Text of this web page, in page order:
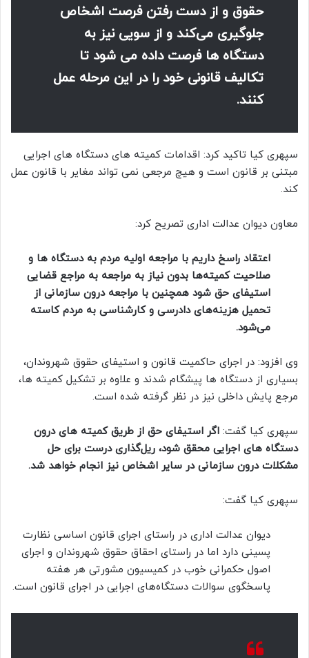
حقوق و از دست رفتن فرصت اشخاص
جلوگیری می‌کند و از سویی نیز به
دستگاه ها فرصت داده می شود تا
تکالیف قانونی خود را در این مرحله عمل
کنند.
سپهری کیا تاکید کرد: اقدامات کمیته ‌های دستگاه های اجرایی
مبتنی بر قانون است و هیچ مرجعی نمی تواند مغایر با قانون عمل
کند.
معاون دیوان عدالت اداری تصریح کرد:
اعتقاد راسخ داریم با مراجعه اولیه مردم به دستگاه ها و
صلاحیت کمیته‌ها بدون نیاز به مراجعه به مراجع قضایی
استیفای حق شود همچنین با مراجعه درون سازمانی از
تحمیل هزینه‌های دادرسی و کارشناسی به مردم کاسته
می‌شود.
وی افزود: در اجرای حاکمیت قانون و استیفای حقوق شهروندان،
بسیاری از دستگاه ها پیشگام شدند و علاوه بر تشکیل کمیته ها،
مرجع پایش داخلی نیز در نظر گرفته شده است.
سپهری کیا گفت: اگر استیفای حق از طریق کمیته های درون
دستگاه های اجرایی محقق شود، ریل‌گذاری درست برای حل
مشکلات درون سازمانی در سایر اشخاص نیز انجام خواهد شد.
سپهری کیا گفت:
دیوان عدالت اداری در راستای اجرای قانون اساسی نظارت
پسینی دارد اما در راستای احقاق حقوق شهروندان و اجرای
اصول حکمرانی خوب در کمیسیون مشورتی هر هفته
پاسخگوی سوالات دستگاه‌های اجرایی در اجرای قانون است.